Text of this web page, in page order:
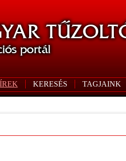
KERESÉS TAGJAINK